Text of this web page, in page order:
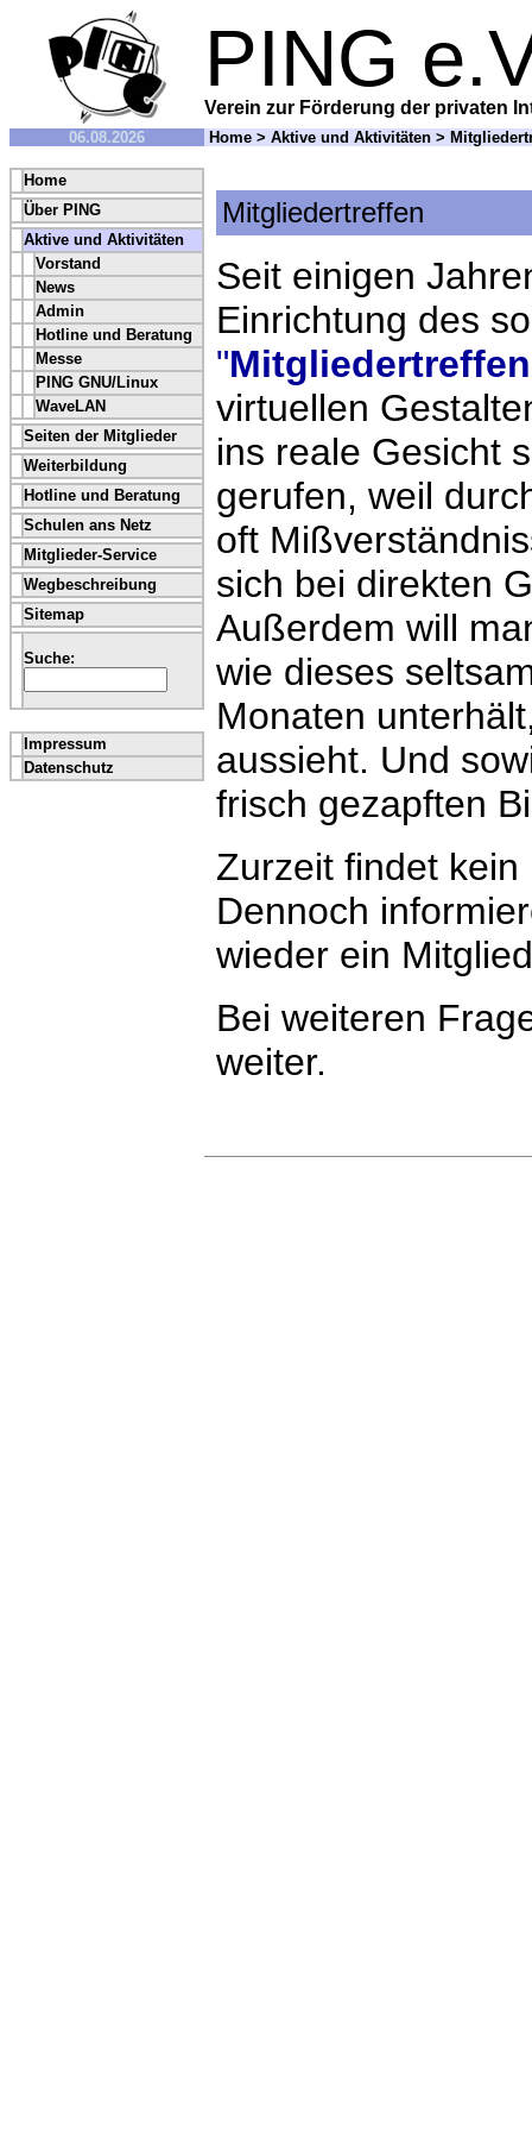
PING
Verein zur Förderung der privaten
06.08.2026 Home > Aktive und Aktivitäten >
Home
Über PING
Aktive und Aktivitäten
Vorstand
News
Admin
Hotline und Beratung
Messe
PING GNU/Linux
WaveLAN
Seiten der Mitglieder
Weiterbildung
Hotline und Beratung
Schulen ans Netz
Mitglieder-Service
Wegbeschreibung
Sitemap
Suche:
Impressum
Datenschutz
Mitgliedertreffen
Seit einigen
Einrichtung des
"Mitgliedertreffen
virtuellen
ins reale Gesicht
gerufen, weil
oft
sich bei direkten
Außerdem will
wie dieses
Monaten
aussieht. Und
frisch gezapften
Zurzeit findet
Dennoch
wieder ein
Bei weiteren
weiter.